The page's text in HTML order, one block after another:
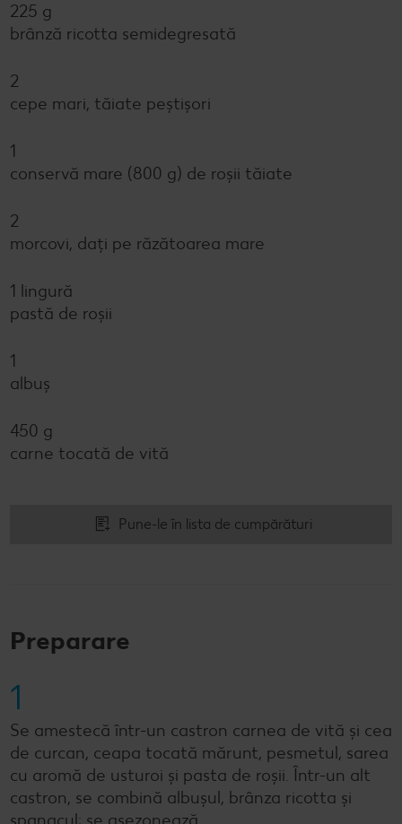
225 g
brânză ricotta semidegresată
2
cepe mari, tăiate peștișori
1
conservă mare (800 g) de roșii tăiate
2
morcovi, dați pe răzătoarea mare
1 lingură
pastă de roşii
1
albuș
450 g
carne tocată de vită
Pune-le în lista de cumpărături
Preparare
1
Se amestecă într-un castron carnea de vită și cea
de curcan, ceapa tocată mărunt, pesmetul, sarea
cu aromă de usturoi și pasta de roșii. Într-un alt
castron, se combină albușul, brânza ricotta și
spanacul; se asezonează.